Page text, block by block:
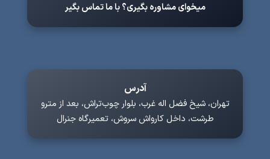
میخوای مشاوره بگیری؟ با ما تماس بگیر
آدرس
تهران، شیخ فضل اله غرب، بلوار چوب‌تراش، بعد از مترو
طرشت، داخل کارواش سروش، تعمیرگاه جنرال